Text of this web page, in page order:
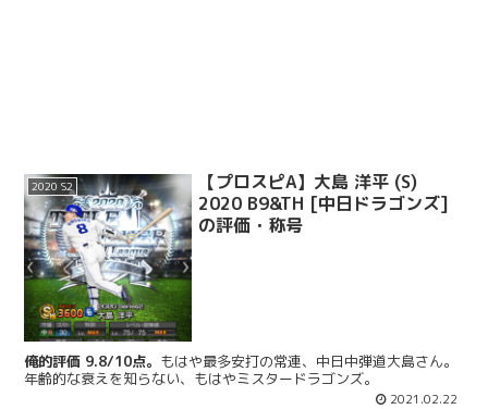
2020 S2
【プロスピA】大島 洋平 (S)
2020 B9&TH [中日ドラゴンズ]
の評価・称号
俺的評価 9.8/10点。 もはや最多安打の常連、中日中弾道大島さん。
年齢的な衰えを知らない、もはやミスタードラゴンズ。
2021.02.22